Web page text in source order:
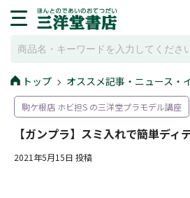
トップ オススメ記事・ニュース・
駒ケ根店 ホビ担S の三洋堂プラモデル講座
【ガンプラ】スミ入れで簡単ディ
2021年5月15日 投稿